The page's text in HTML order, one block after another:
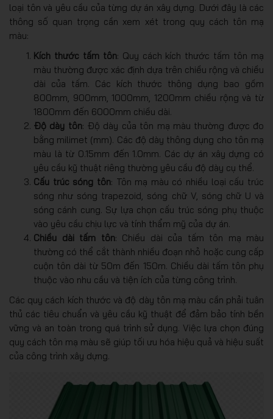
loại tôn và yêu cầu của từng dự án xây dựng. Dưới đây là các
thông số quan trọng cần xem xét trong quy cách tôn mạ
màu:
Kích thước tấm tôn: Quy cách kích thước tấm tôn mạ
màu thường được xác định dựa trên chiều rộng và chiều
dài của tấm. Các kích thước thông dụng bao gồm
800mm, 900mm, 1000mm, 1200mm chiều rộng và từ
1800mm đến 6000mm chiều dài.
Độ dày tôn: Độ dày của tôn mạ màu thường được đo
bằng milimet (mm). Các độ dày thông dụng cho tôn mạ
màu là từ 0.15mm đến 1.0mm. Các dự án xây dựng có
yêu cầu kỹ thuật riêng thường yêu cầu độ dày cụ thể.
Cấu trúc sóng tôn: Tôn mạ màu có nhiều loại cấu trúc
sóng như sóng trapezoid, sóng chữ V, sóng chữ U và
sóng cánh cung. Sự lựa chọn cấu trúc sóng phụ thuộc
vào yêu cầu chịu lực và tính thẩm mỹ của dự án.
Chiều dài tấm tôn: Chiều dài của tấm tôn mạ màu
thường có thể cắt thành nhiều đoạn nhỏ hoặc cung cấp
cuộn tôn dài từ 50m đến 150m. Chiều dài tấm tôn phụ
thuộc vào nhu cầu và tiện ích của từng công trình.
Các quy cách kích thước và độ dày tôn mạ màu cần phải tuân
thủ các tiêu chuẩn và yêu cầu kỹ thuật để đảm bảo tính bền
vững và an toàn trong quá trình sử dụng. Việc lựa chọn đúng
quy cách tôn mạ màu sẽ giúp tối ưu hóa hiệu quả và hiệu suất
của công trình xây dựng.